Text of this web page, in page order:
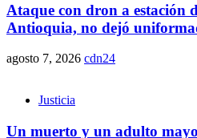
Ataque con dron a estación
Antioquia, no dejó
agosto 7, 2026 cdn24
Justicia
Un muerto y un adulto